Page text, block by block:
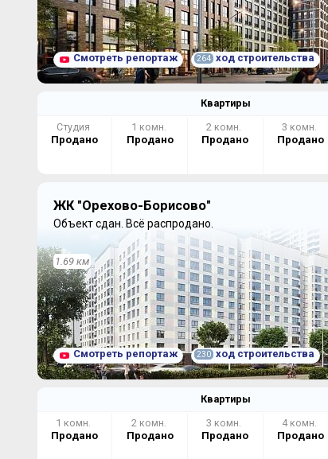
Смотреть репортаж 264 ход строительства
Квартиры
Студия
Продано
1 комн.
Продано
2 комн.
Продано
3 комн.
Продано
ЖК "Орехово-Борисово"
Объект сдан. Всё распродано.
1.69 км
Смотреть репортаж 230 ход строительства
Квартиры
1 комн.
Продано
2 комн.
Продано
3 комн.
Продано
4 комн.
Продано